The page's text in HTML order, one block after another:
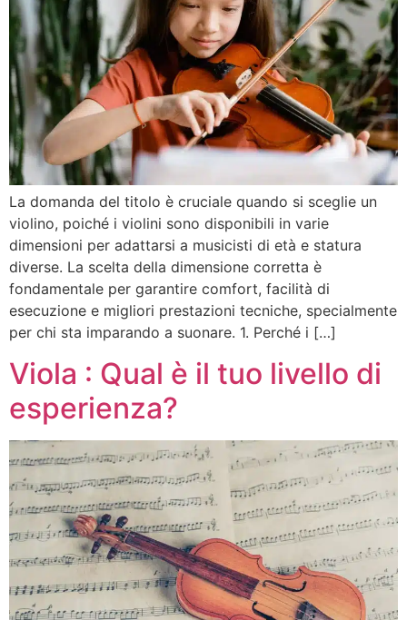
La domanda del titolo è cruciale quando si sceglie un
violino, poiché i violini sono disponibili in varie
dimensioni per adattarsi a musicisti di età e statura
diverse. La scelta della dimensione corretta è
fondamentale per garantire comfort, facilità di
esecuzione e migliori prestazioni tecniche, specialmente
per chi sta imparando a suonare. 1. Perché i […]
Viola : Qual è il tuo livello di
esperienza?